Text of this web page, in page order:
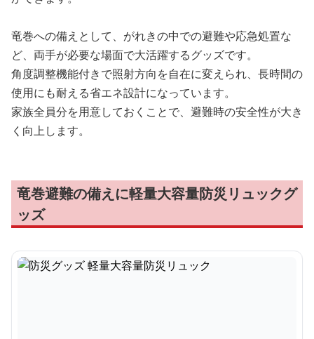
竜巻への備えとして、がれきの中での避難や応急処置な
ど、両手が必要な場面で大活躍するグッズです。
角度調整機能付きで照射方向を自在に変えられ、長時間の
使用にも耐える省エネ設計になっています。
家族全員分を用意しておくことで、避難時の安全性が大き
く向上します。
竜巻避難の備えに軽量大容量防災リュックグ
ッズ